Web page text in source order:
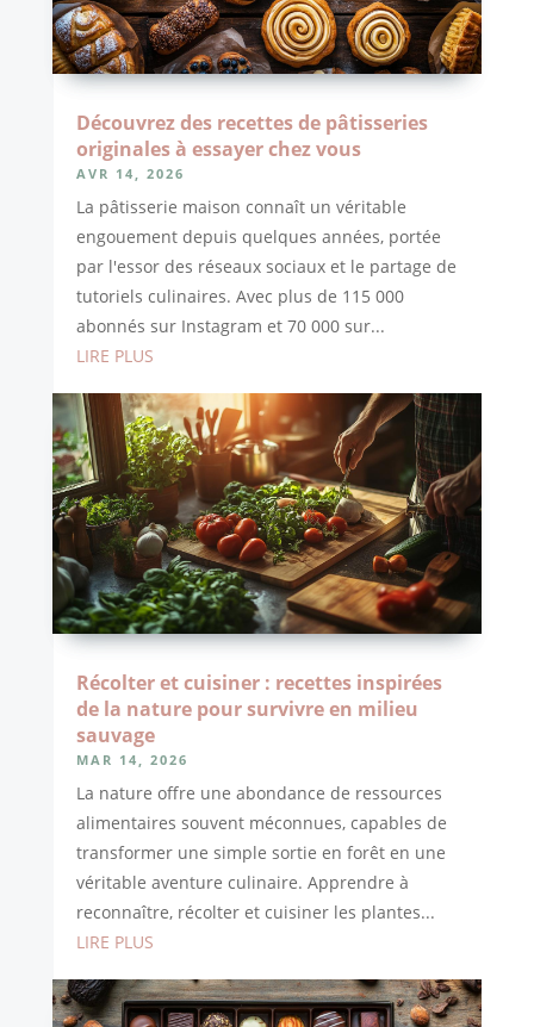
Découvrez des recettes de pâtisseries
originales à essayer chez vous
AVR 14, 2026
La pâtisserie maison connaît un véritable
engouement depuis quelques années, portée
par l'essor des réseaux sociaux et le partage de
tutoriels culinaires. Avec plus de 115 000
abonnés sur Instagram et 70 000 sur...
LIRE PLUS
Récolter et cuisiner : recettes inspirées
de la nature pour survivre en milieu
sauvage
MAR 14, 2026
La nature offre une abondance de ressources
alimentaires souvent méconnues, capables de
transformer une simple sortie en forêt en une
véritable aventure culinaire. Apprendre à
reconnaître, récolter et cuisiner les plantes...
LIRE PLUS